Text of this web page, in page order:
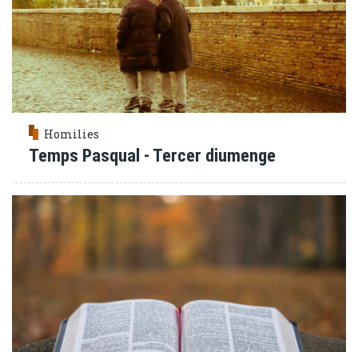
Homilies
Temps Pasqual - Tercer diumenge